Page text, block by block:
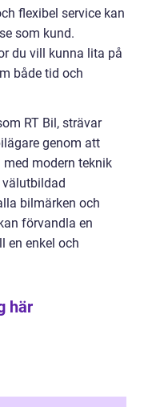
flexibel service kan
som kund.
du vill kunna lita på
både tid och
RT Bil, strävar
genom att
modern teknik
bilmärken och
förvandla en
en enkel och
här